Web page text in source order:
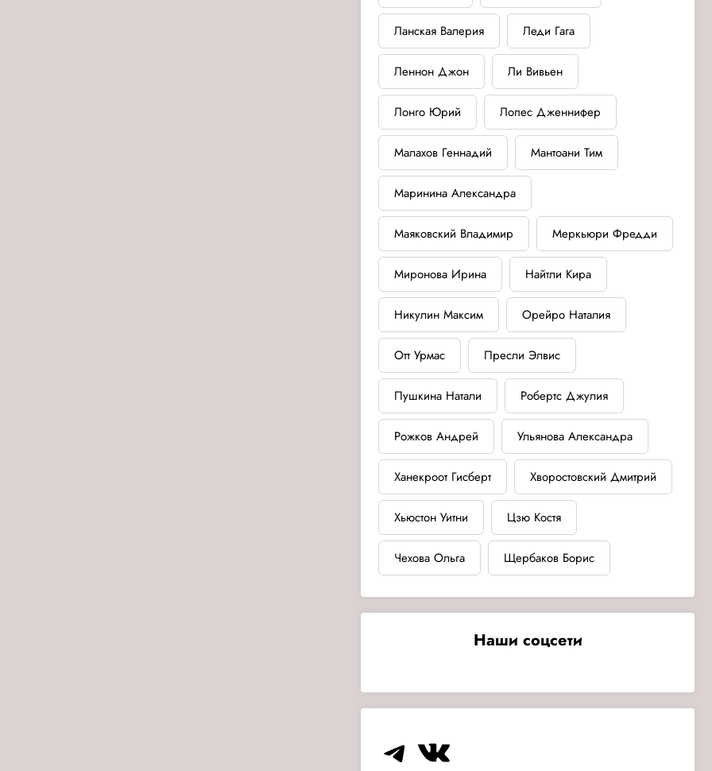
Ланская Валерия Леди Гага
Леннон Джон Ли Вивьен
Лонго Юрий Лопес Дженнифер
Малахов Геннадий Мантоани Тим
Маринина Александра
Маяковский Владимир Меркьюри Фредди
Миронова Ирина Найтли Кира
Никулин Максим Орейро Наталия
Отт Урмас Пресли Элвис
Пушкина Натали Робертс Джулия
Рожков Андрей Ульянова Александра
Ханекроот Гисберт Хворостовский Дмитрий
Хьюстон Уитни Цзю Костя
Чехова Ольга Щербаков Борис
Наши соцсети
Telegram
VK